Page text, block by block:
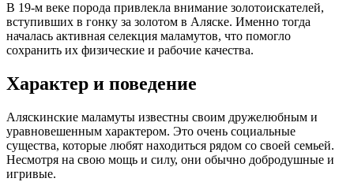
В 19-м веке порода привлекла внимание золотоискателей,
вступивших в гонку за золотом в Аляске. Именно тогда
началась активная селекция маламутов, что помогло
сохранить их физические и рабочие качества.
Характер и поведение
Аляскинские маламуты известны своим дружелюбным и
уравновешенным характером. Это очень социальные
существа, которые любят находиться рядом со своей семьей.
Несмотря на свою мощь и силу, они обычно добродушные и
игривые.